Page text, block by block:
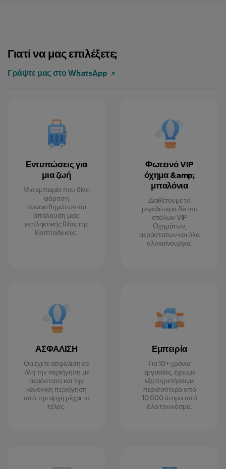
Γιατί να μας επιλέξετε;
Γράψτε μας στο WhatsApp
Εντυπώσεις για
μια ζωή
Μια εμπειρία που δίνει
φόρτιση
συναισθημάτων και
απόλαυση μιας
εκπληκτικής θέας της
Καππαδοκίας.
Φωτεινό VIP
όχημα &amp;
μπαλόνια
Διαθέτουμε το
μεγαλύτερο δίκτυο
στόλων VIP
Οχημάτων,
αερόστατων και όλα
ολοκαίνουργια.
ΑΣΦΑΛΙΣΗ
Θα έχετε ασφάλιση σε
όλη την περιήγηση με
αερόστατο και την
κανονική περιήγηση
από την αρχή μέχρι το
τέλος.
Εμπειρία
Για 10+ χρόνια
εργασίας, έχουμε
εξυπηρετήσει με
περισσότερα από
10.000 άτομα από
όλο τον κόσμο.